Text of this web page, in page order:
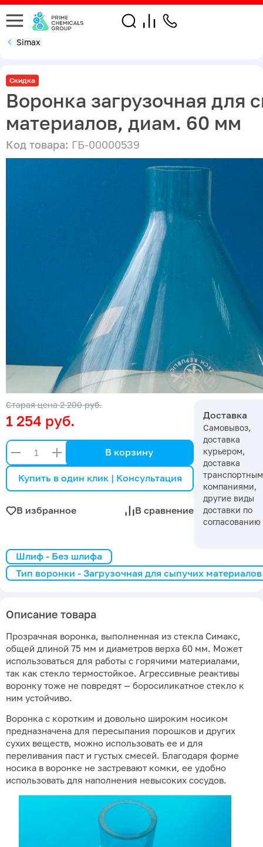
Simax
Скидка
Воронка загрузочная для
материалов, диам. 60 мм
Код товара: ГБ-00000539
Старая цена2 200 руб.
1 254 руб.
В корзину
Купить в один клик | Консультация
В избранное В сравнение
Доставка
Самовывоз,
доставка
курьером,
доставка
компаниями,
другие виды
доставки по
согласованию
Шлиф - Без шлифа
Тип воронки - Загрузочная для сыпучих материалов
Описание товара
Прозрачная воронка, выполненная из стекла Симакс,
общей длиной 75 мм и диаметров верха 60 мм. Может
использоваться для работы с горячими материалами,
так как стекло термостойкое. Агрессивные реактивы
воронку тоже не повредят — боросиликатное стекло к
ним устойчиво.
Воронка с коротким и довольно широким носиком
предназначена для пересыпания порошков и других
сухих веществ, можно использовать ее и для
переливания паст и густых смесей. Благодаря форме
носика в воронке не застревают комки, ее удобно
использовать для наполнения невысоких сосудов.